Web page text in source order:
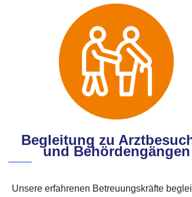
Begleitung zu
und Behördengängen
Unsere erfahrenen Betreuungskräfte